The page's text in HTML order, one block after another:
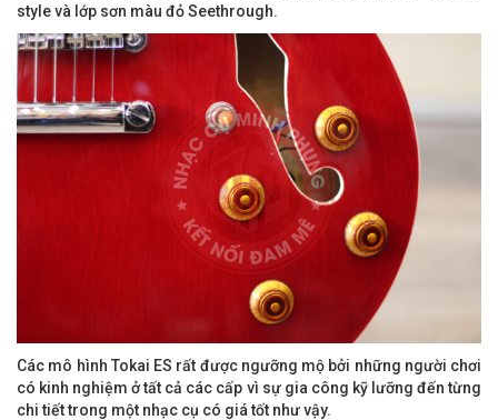
style và lớp sơn màu đỏ Seethrough.
Các mô hình Tokai ES rất được ngưỡng mộ bởi những người chơi
có kinh nghiệm ở tất cả các cấp vì sự gia công kỹ lưỡng đến từng
chi tiết trong một nhạc cụ có giá tốt như vậy.